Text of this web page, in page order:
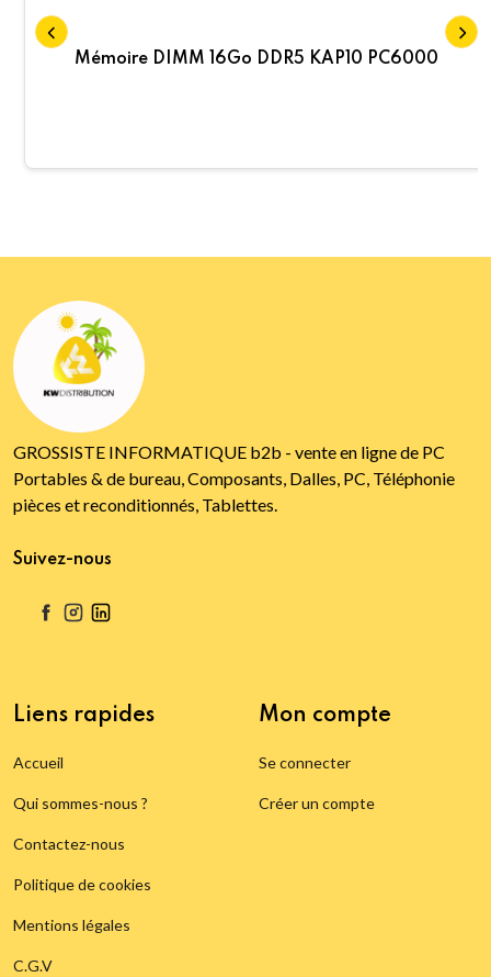
Mémoire DIMM 16Go DDR5 KAP10 PC6000
GROSSISTE INFORMATIQUE b2b - vente en ligne de PC
Portables & de bureau, Composants, Dalles, PC, Téléphonie
pièces et reconditionnés, Tablettes.
Suivez-nous
Liens rapides
Accueil
Qui sommes-nous ?
Contactez-nous
Politique de cookies
Mentions légales
C.G.V
Mon compte
Se connecter
Créer un compte